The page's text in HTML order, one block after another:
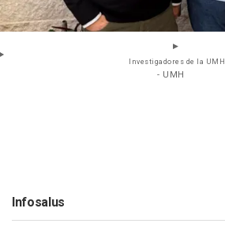
Investigadores de la UMH
- UMH
Infosalus